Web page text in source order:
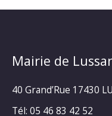
Mairie de
40 Grand’Rue 17430
Tél: 05 46 83 42 52